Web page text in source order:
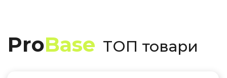
ProBase ТОП товари